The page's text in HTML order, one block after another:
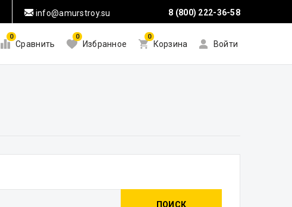
info@amurstroy.su 8 (800) 222-36-58
0
Сравнить
0
Избранное
0
Корзина Войти
ПОИСК